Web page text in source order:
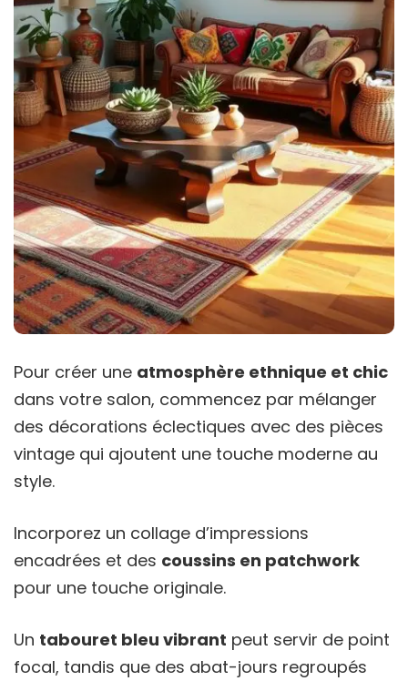
Pour créer une atmosphère ethnique et chic
dans votre salon, commencez par mélanger
des décorations éclectiques avec des pièces
vintage qui ajoutent une touche moderne au
style.
Incorporez un collage d’impressions
encadrées et des coussins en patchwork
pour une touche originale.
Un tabouret bleu vibrant peut servir de point
focal, tandis que des abat-jours regroupés